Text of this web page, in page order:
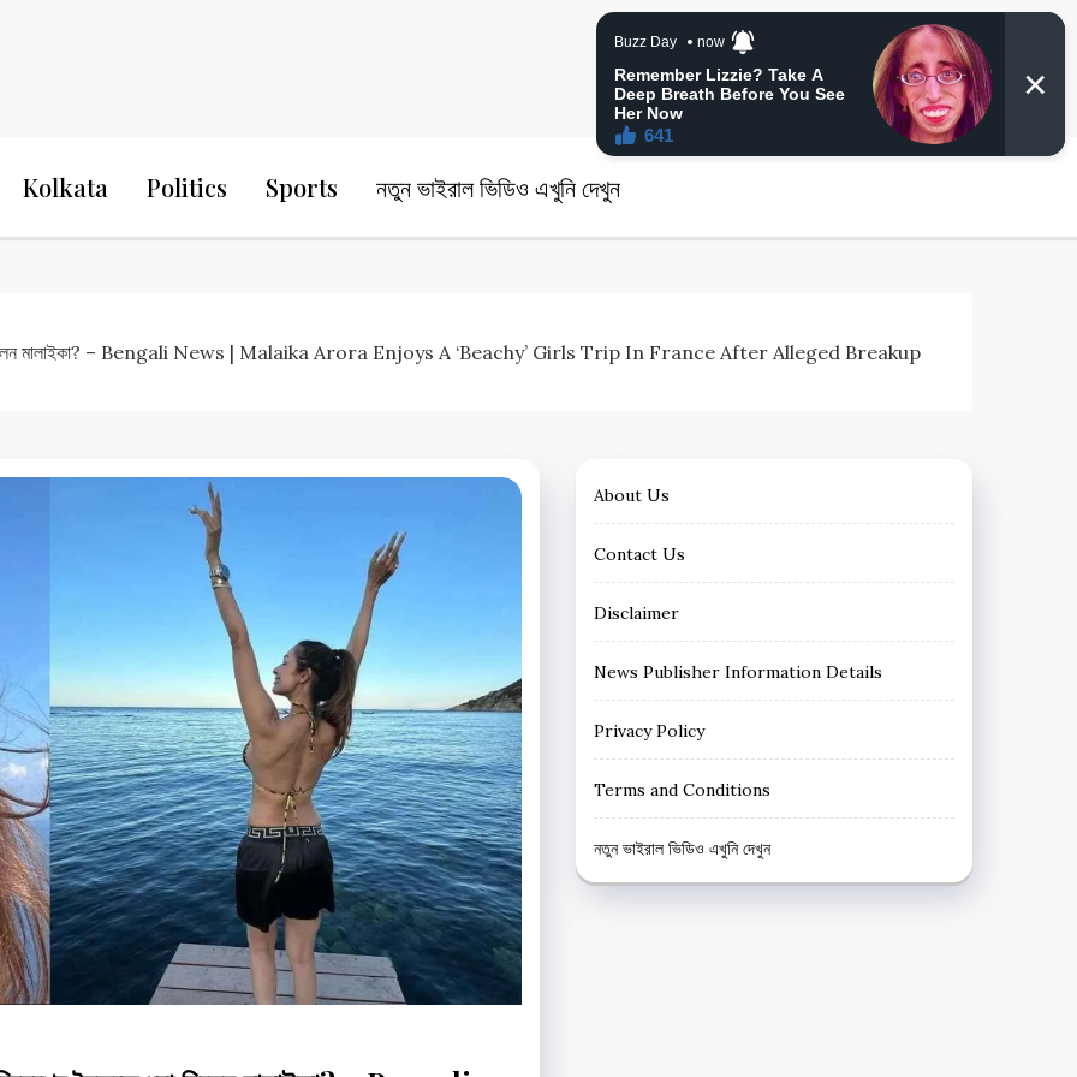
24 Ghanta Bangla News
Kolkata Politics Sports নতুন ভাইরাল ভিডিও এখুনি দেখুন
ধরা দিলেন মালাইকা? – Bengali News | Malaika Arora Enjoys A ‘Beachy’ Girls Trip In France After Alleged Breakup
About Us
Contact Us
Disclaimer
News Publisher Information Details
Privacy Policy
Terms and Conditions
নতুন ভাইরাল ভিডিও এখুনি দেখুন